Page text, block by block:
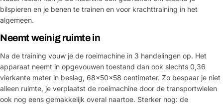
bilspieren en je benen te trainen en voor krachttraining in het
algemeen.
Neemt weinig ruimte in
Na de training vouw je de roeimachine in 3 handelingen op. Het
apparaat neemt in opgevouwen toestand dan ook slechts 0,36
vierkante meter in beslag, 68x50x58 centimeter. Zo bespaar je niet
alleen ruimte, je verplaatst de roeimachine door de transportwielen
ook nog eens gemakkelijk overal naartoe. Sterker nog: de